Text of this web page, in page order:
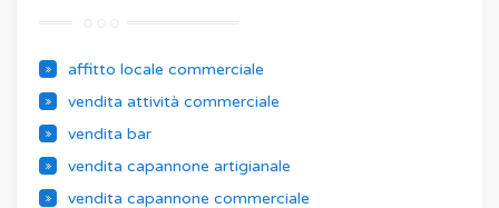
affitto locale commerciale
vendita attività commerciale
vendita bar
vendita capannone artigianale
vendita capannone commerciale